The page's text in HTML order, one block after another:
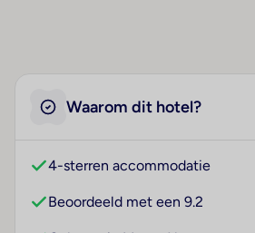
Waarom dit hotel?
4-sterren accommodatie
Beoordeeld met een 9.2